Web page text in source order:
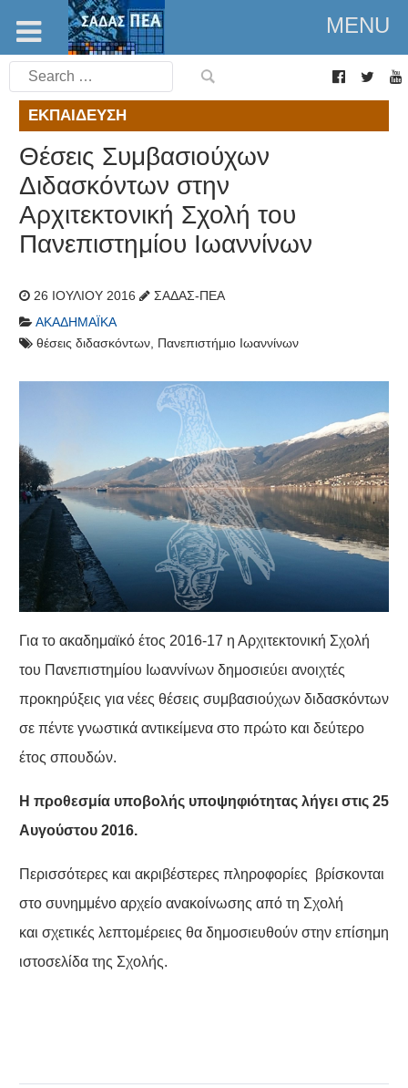
MENU
Search
for:
ΕΚΠΑΊΔΕΥΣΗ
Θέσεις Συμβασιούχων
Διδασκόντων στην
Αρχιτεκτονική Σχολή του
Πανεπιστημίου Ιωαννίνων
26 ΙΟΥΛΊΟΥ 2016
ΣΑΔΑΣ-ΠΕΑ
ΑΚΑΔΗΜΑΪΚΆ
θέσεις διδασκόντων, Πανεπιστήμιο Ιωαννίνων
Για το ακαδημαϊκό έτος 2016-17 η Αρχιτεκτονική Σχολή
του Πανεπιστημίου Ιωαννίνων δημοσιεύει ανοιχτές
προκηρύξεις για νέες θέσεις συμβασιούχων διδασκόντων
σε πέντε γνωστικά αντικείμενα στο πρώτο και δεύτερο
έτος σπουδών.
Η προθεσμία υποβολής υποψηφιότητας λήγει στις 25
Αυγούστου 2016.
Περισσότερες και ακριβέστερες πληροφορίες βρίσκονται
στο συνημμένο αρχείο ανακοίνωσης από τη Σχολή
και σχετικές λεπτομέρειες θα δημοσιευθούν στην επίσημη
ιστοσελίδα της Σχολής.